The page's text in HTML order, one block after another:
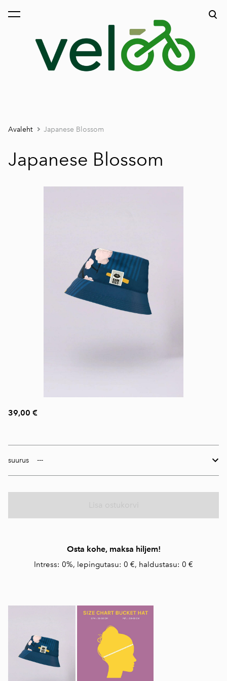
lisati ostukorvi.
Avaleht Japanese Blossom
Japanese Blossom
39,00 €
suurus
Osta kohe, maksa hiljem!
Intress: 0%, lepingutasu: 0 €, haldustasu: 0 €